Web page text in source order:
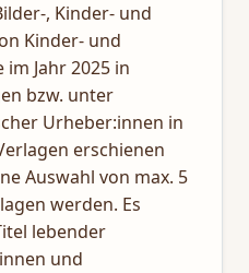
, Kinder- und
Kinder- und
Jahr 2025 in
bzw. unter
Urheber:innen in
erschienen
Auswahl von max. 5
werden. Es
lebender
und